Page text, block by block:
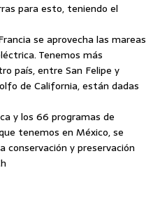
para esto, teniendo el
se aprovecha las mareas
Tenemos más
país, entre San Felipe y
de California, están dadas
y los 66 programas de
tenemos en México, se
conservación y preservación